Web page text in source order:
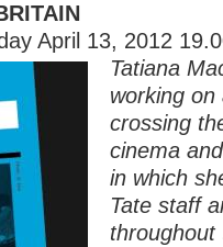
April 13, 2012 19.
Tatiana
working
crossing
cinema
in which
Tate staff
throughout